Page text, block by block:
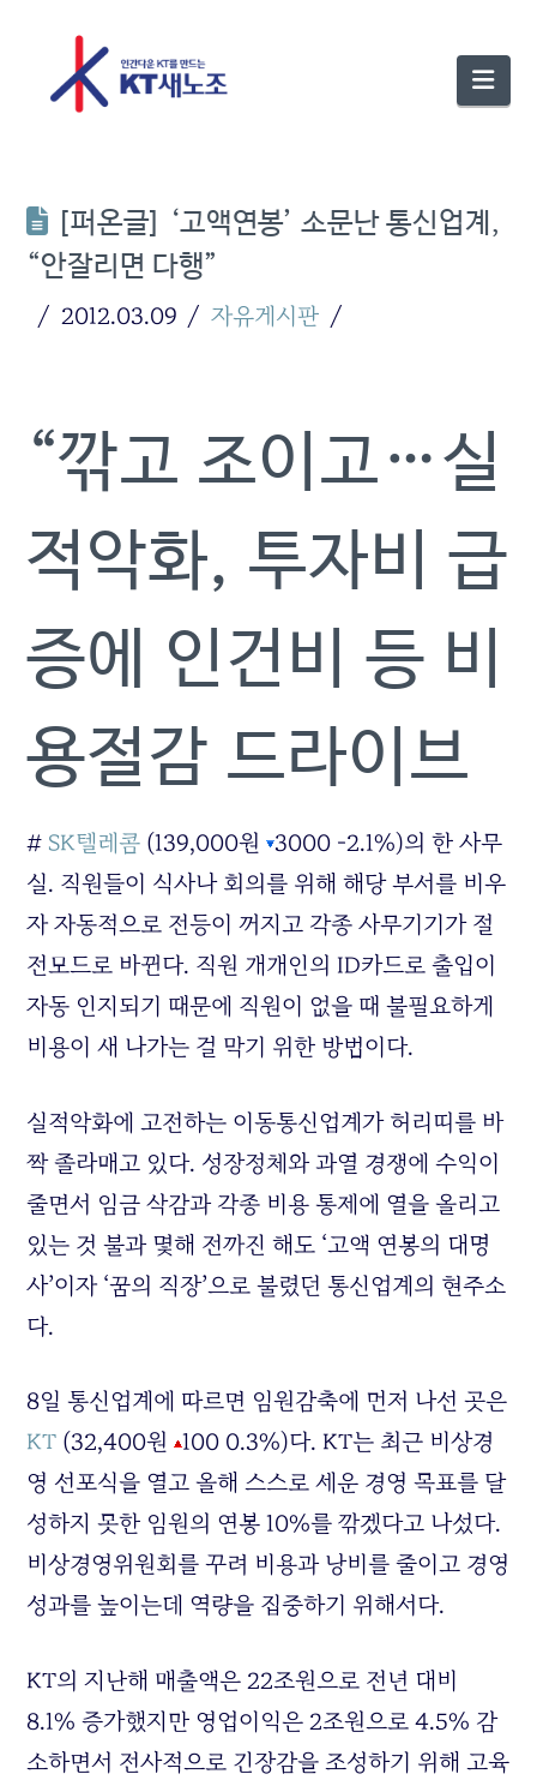
[퍼온글] ‘고액연봉’ 소문난 통신업계,
“안잘리면 다행”
2012.03.09 자유게시판
“깎고 조이고…실
적악화, 투자비 급
증에 인건비 등 비
용절감 드라이브
# SK텔레콤 (139,000원 3000 -2.1%)의 한 사무
실. 직원들이 식사나 회의를 위해 해당 부서를 비우
자 자동적으로 전등이 꺼지고 각종 사무기기가 절
전모드로 바뀐다. 직원 개개인의 ID카드로 출입이
자동 인지되기 때문에 직원이 없을 때 불필요하게
비용이 새 나가는 걸 막기 위한 방법이다.
실적악화에 고전하는 이동통신업계가 허리띠를 바
짝 졸라매고 있다. 성장정체와 과열 경쟁에 수익이
줄면서 임금 삭감과 각종 비용 통제에 열을 올리고
있는 것 불과 몇해 전까진 해도 ‘고액 연봉의 대명
사’이자 ‘꿈의 직장’으로 불렸던 통신업계의 현주소
다.
8일 통신업계에 따르면 임원감축에 먼저 나선 곳은
KT (32,400원 100 0.3%)다. KT는 최근 비상경
영 선포식을 열고 올해 스스로 세운 경영 목표를 달
성하지 못한 임원의 연봉 10%를 깎겠다고 나섰다.
비상경영위원회를 꾸려 비용과 낭비를 줄이고 경영
성과를 높이는데 역량을 집중하기 위해서다.
KT의 지난해 매출액은 22조원으로 전년 대비
8.1% 증가했지만 영업이익은 2조원으로 4.5% 감
소하면서 전사적으로 긴장감을 조성하기 위해 고육